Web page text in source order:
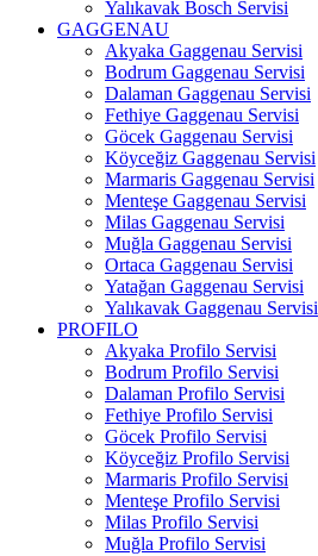
Yalıkavak Bosch Servisi
GAGGENAU
Akyaka Gaggenau Servisi
Bodrum Gaggenau Servisi
Dalaman Gaggenau Servisi
Fethiye Gaggenau Servisi
Göcek Gaggenau Servisi
Köyceğiz Gaggenau Servisi
Marmaris Gaggenau Servisi
Menteşe Gaggenau Servisi
Milas Gaggenau Servisi
Muğla Gaggenau Servisi
Ortaca Gaggenau Servisi
Yatağan Gaggenau Servisi
Yalıkavak Gaggenau Servisi
PROFILO
Akyaka Profilo Servisi
Bodrum Profilo Servisi
Dalaman Profilo Servisi
Fethiye Profilo Servisi
Göcek Profilo Servisi
Köyceğiz Profilo Servisi
Marmaris Profilo Servisi
Menteşe Profilo Servisi
Milas Profilo Servisi
Muğla Profilo Servisi